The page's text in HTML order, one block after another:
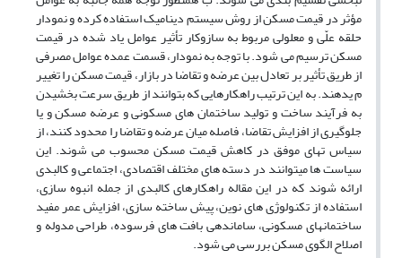
مؤثر در قیمت مسکن از روش سیستم دینامیک استفاده کرده و نمودار
حلقه علّی و معلولی مربوط به سازوکار تأثیر عوامل یاد شده در قیمت
مسکن ترسیم می شود. با توجه به نمودار، قسمت عمده عوامل مصرفی
از طریق تأثیر بر تعادل بین عرضه و تقاضا در بازار، قیمت مسکن را تغییر
م یدهند. به این ترتیب راهکارهایی که بتوانند از طریق سرعت بخشیدن
به فرآیند ساخت و تولید ساختمان های مسکونی و عرضه مسکن و یا
جلوگیری از افزایش تقاضا، فاصله میان عرضه و تقاضا را محدود کنند، از
سیاس تهای موفق در کاهش قیمت مسکن محسوب می شوند. این
سیاست ها میتوانند در دسته های مختلف اقتصادی، اجتماعی و کالبدی
ارائه شوند که در این مقاله راهکارهای کالبدی از جمله انبوه سازی،
استفاده از تکنولوژی های نوین، پیش ساخته سازی، افزایش عمر مفید
ساختمانهای مسکونی، ساماندهی بافت های فرسوده، طراحی مدوله و
اصلاح الگوی مسکن بررسی می شود.